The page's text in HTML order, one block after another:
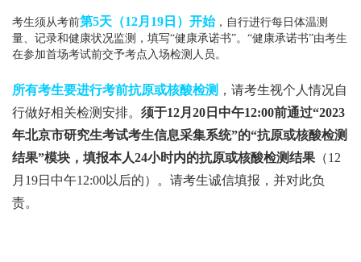
考生须从考前第5天（12月19日）开始，自行进行每日体温测
量、记录和健康状况监测，填写“健康承诺书”。“健康承诺书”由考生
在参加首场考试前交予考点入场检测人员。
所有考生要进行考前抗原或核酸检测 ，请考生视个人情况自
行做好相关检测安排。 须于12月20日中午12:00前通过“2023
年北京市研究生考试考生信息采集系统”的“抗原或核酸检测
结果”模块，填报本人24小时内的抗原或核酸检测结果 （12
月19日中午12:00以后的）。请考生诚信填报，并对此负
责。